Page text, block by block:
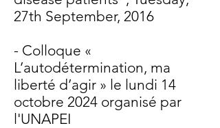
27th September, 2016
- Colloque «
L’autodétermination, ma
liberté d’agir » le lundi 14
octobre 2024 organisé par
l'UNAPEI